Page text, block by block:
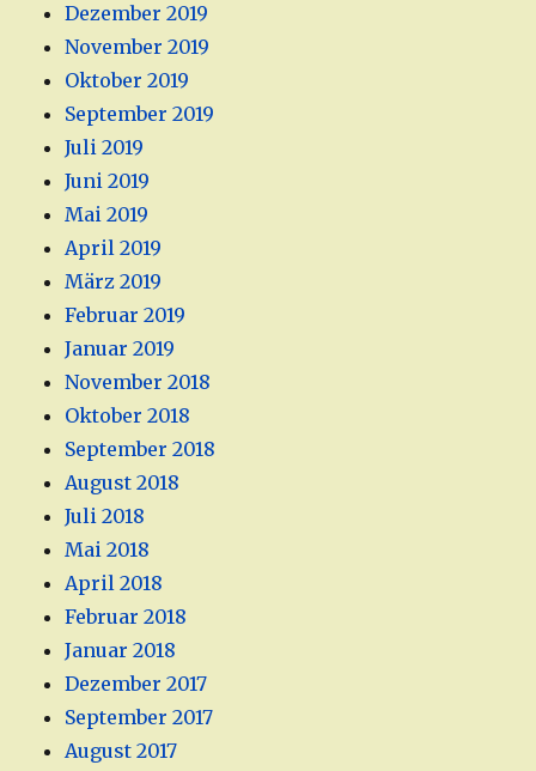
Dezember 2019
November 2019
Oktober 2019
September 2019
Juli 2019
Juni 2019
Mai 2019
April 2019
März 2019
Februar 2019
Januar 2019
November 2018
Oktober 2018
September 2018
August 2018
Juli 2018
Mai 2018
April 2018
Februar 2018
Januar 2018
Dezember 2017
September 2017
August 2017